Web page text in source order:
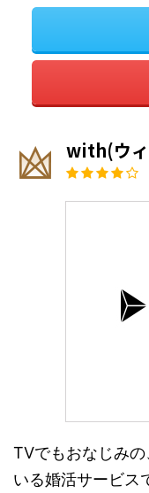
with(ウ
TVでもおなじみの
いる婚活サービス